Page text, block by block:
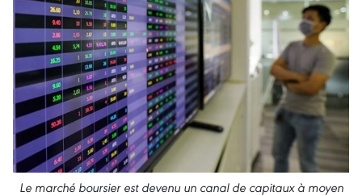
Le marché boursier est devenu un canal de capitaux à moyen